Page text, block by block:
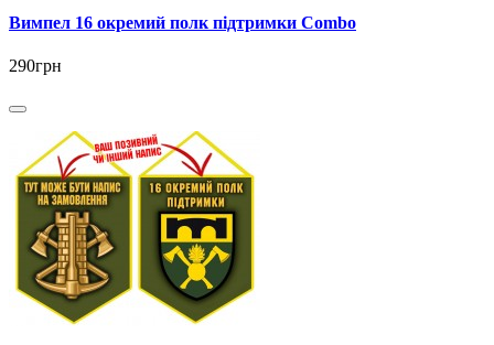
Вимпел 16 окремий полк підтримки Combo
290грн